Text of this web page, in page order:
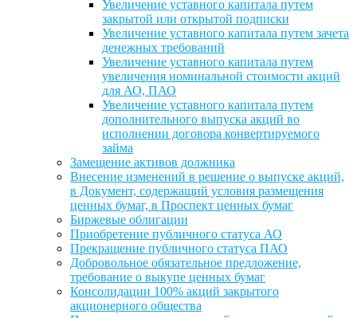
Увеличение уставного капитала путем
закрытой или открытой подписки
Увеличение уставного капитала путем зачета
денежных требований
Увеличение уставного капитала путем
увеличения номинальной стоимости акций
для АО, ПАО
Увеличение уставного капитала путем
дополнительного выпуска акций во
исполнении договора конвертируемого
займа
Замещение активов должника
Внесение изменений в решение о выпуске акций,
в Документ, содержащий условия размещения
ценных бумаг, в Проспект ценных бумаг
Биржевые облигации
Приобретение публичного статуса АО
Прекращение публичного статуса ПАО
Добровольное обязательное предложение,
требование о выкупе ценных бумаг
Консолидации 100% акций закрытого
акционерного общества